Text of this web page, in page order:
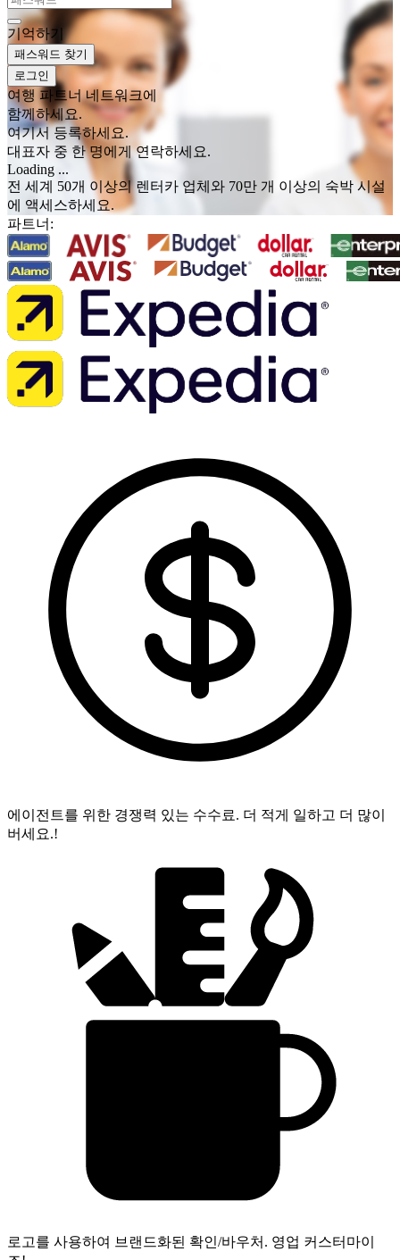
기억하기
패스워드 찾기
로그인
여행 파트너 네트워크에
함께하세요.
여기서 등록하세요.
대표자 중 한 명에게 연락하세요.
Loading ...
전 세계 50개 이상의 렌터카 업체와 70만 개 이상의 숙박 시설
에 액세스하세요.
파트너:
에이전트를 위한 경쟁력 있는 수수료. 더 적게 일하고 더 많이
버세요.!
로고를 사용하여 브랜드화된 확인/바우처. 영업 커스터마이